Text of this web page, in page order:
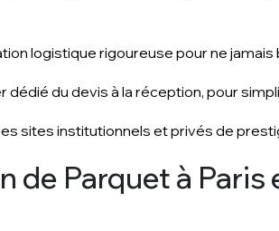
logistique rigoureuse pour ne
dédié du devis à la réception, pour
sites institutionnels et privés de
Parquet à Paris